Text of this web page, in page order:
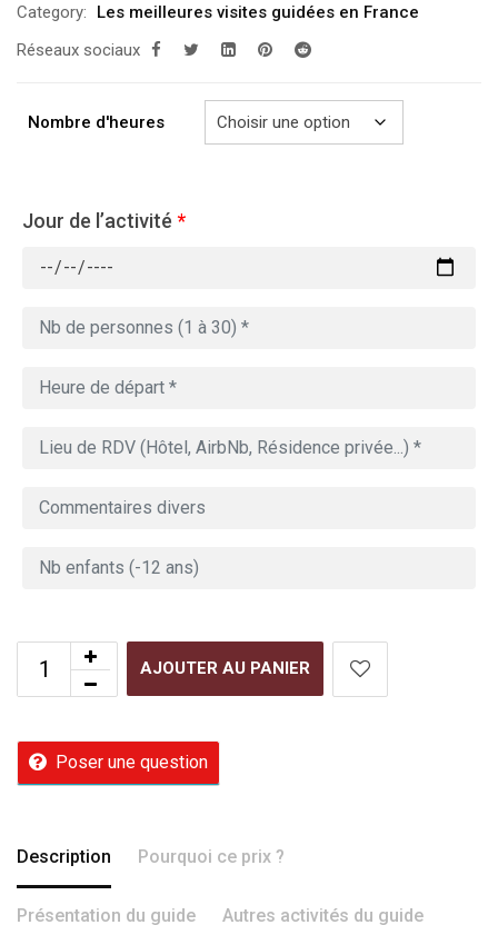
prix :
289.00€
729.00€
Category:
Les meilleures visites guidées en France
Réseaux sociaux
Nombre d'heures
Jour de l’activité *
AJOUTER AU PANIER
Poser une question
Description Pourquoi ce prix ?
Présentation du guide Autres activités du guide